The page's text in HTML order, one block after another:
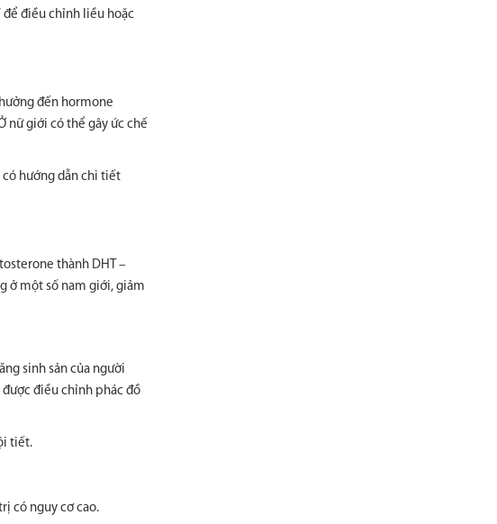
để điều chỉnh liều hoặc
đến hormone
nữ giới có thể gây ức chế
có hướng dẫn chi tiết
thành DHT –
ở một số nam giới, giảm
sinh sản của người
điều chỉnh phác đồ
tiết.
có nguy cơ cao.